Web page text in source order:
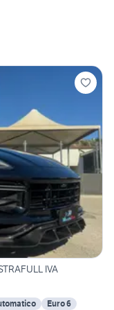
IVA
Euro 6